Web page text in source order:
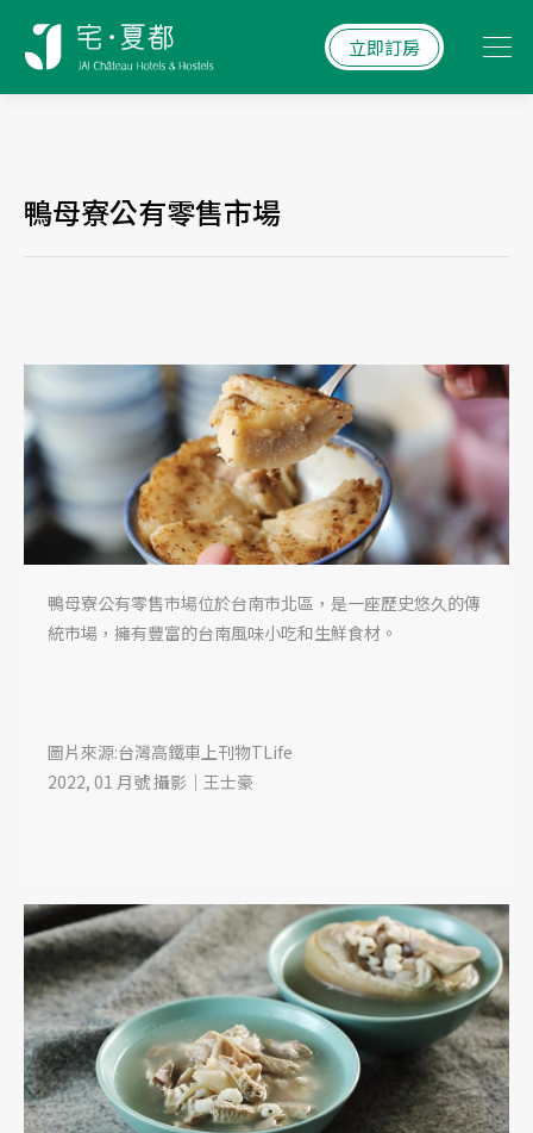
立即訂房
鴨母寮公有零售市場
鴨母寮公有零售市場位於台南市北區，是一座歷史悠久的傳
統市場，擁有豐富的台南風味小吃和生鮮食材。
圖片來源:台灣高鐵車上刊物TLife
2022, 01 月號 攝影｜王士豪